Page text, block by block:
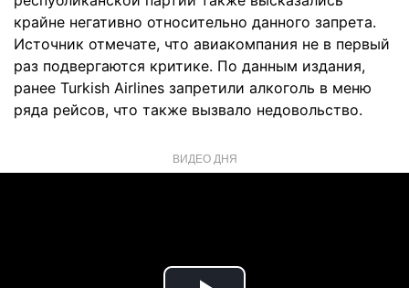
крайне негативно относительно данного запрета.
Источник отмечате, что авиакомпания не в первый
раз подвергаются критике. По данным издания,
ранее Turkish Airlines запретили алкоголь в меню
ряда рейсов, что также вызвало недовольство.
ВИДЕО ДНЯ